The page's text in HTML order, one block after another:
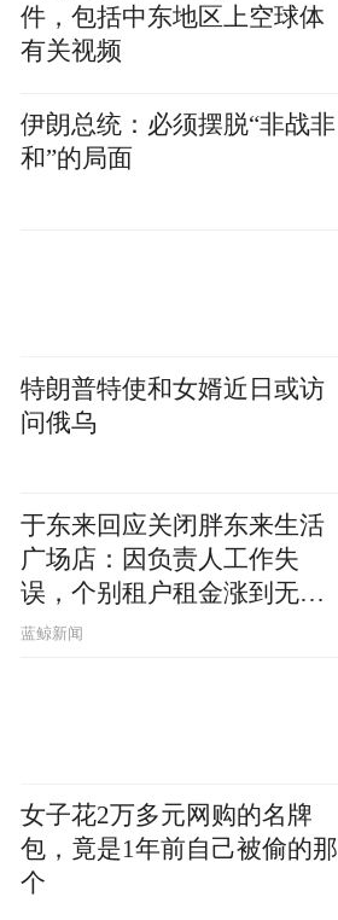
件，包括中东地区上空球体
有关视频
伊朗总统：必须摆脱“非战非
和”的局面
特朗普特使和女婿近日或访
问俄乌
于东来回应关闭胖东来生活
广场店：因负责人工作失
误，个别租户租金涨到无法
想象
蓝鲸新闻
女子花2万多元网购的名牌
包，竟是1年前自己被偷的那
个